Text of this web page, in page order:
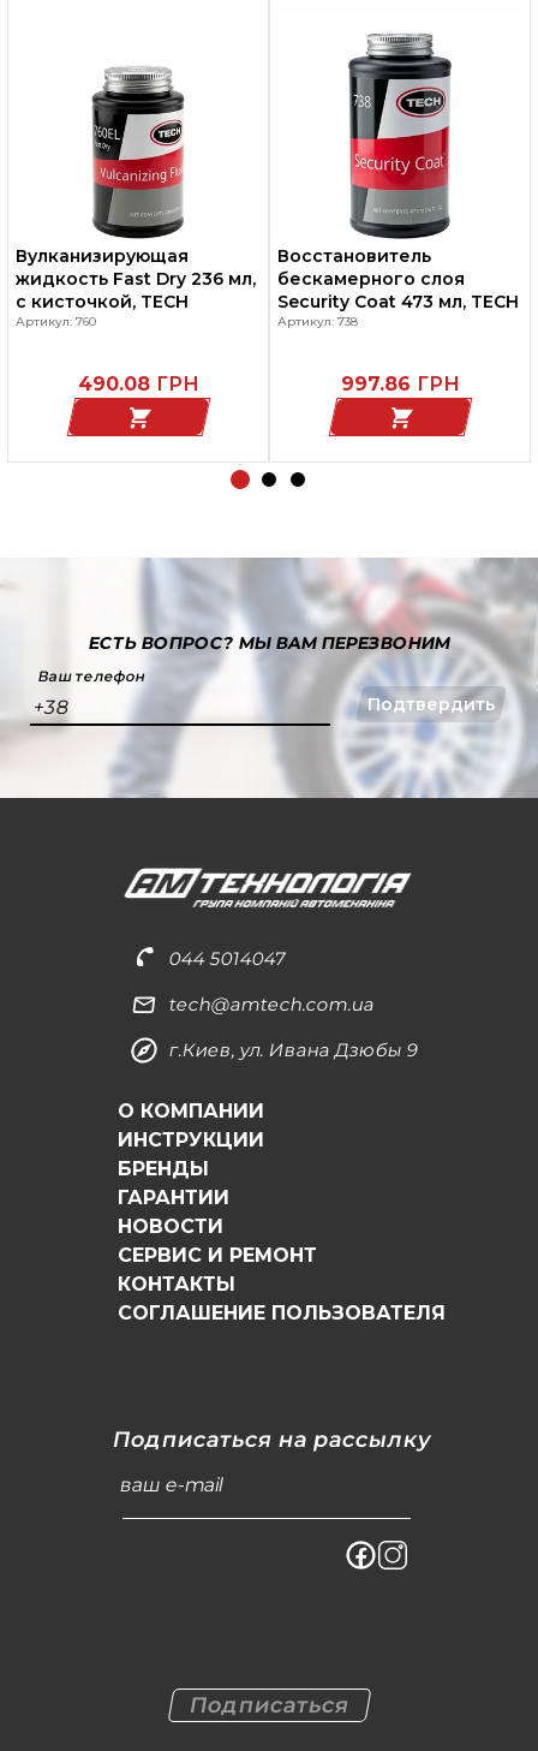
Вулканизирующая
жидкость Fast Dry 236 мл,
с кисточкой, TECH
Артикул: 760
490.08 ГРН
Восстановитель
бескамерного слоя
Security Coat 473 мл, TECH
Артикул: 738
997.86 ГРН
ЕСТЬ ВОПРОС?МЫ ВАМ ПЕРЕЗВОНИМ
Ваш телефон
+38 Подтвердить
044 5014047
tech@amtech.com.ua
г.Киев, ул. Ивана Дзюбы 9
О КОМПАНИИ
ИНСТРУКЦИИ
БРЕНДЫ
ГАРАНТИИ
НОВОСТИ
СЕРВИС И РЕМОНТ
КОНТАКТЫ
СОГЛАШЕНИЕ ПОЛЬЗОВАТЕЛЯ
Подписаться на рассылку
ваш e-mail
Подписаться